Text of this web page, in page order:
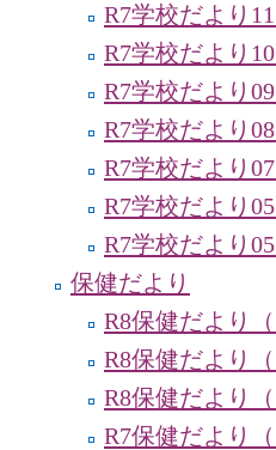
R7学校だより
R7学校だより
R7学校だより
R7学校だより
R7学校だより
R7学校だより
R7学校だより
保健だより
R8保健だより
R8保健だより
R8保健だより
R7保健だより